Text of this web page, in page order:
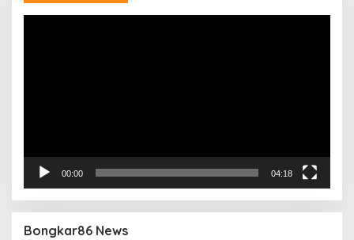
00:00 04:18
Bongkar86 News